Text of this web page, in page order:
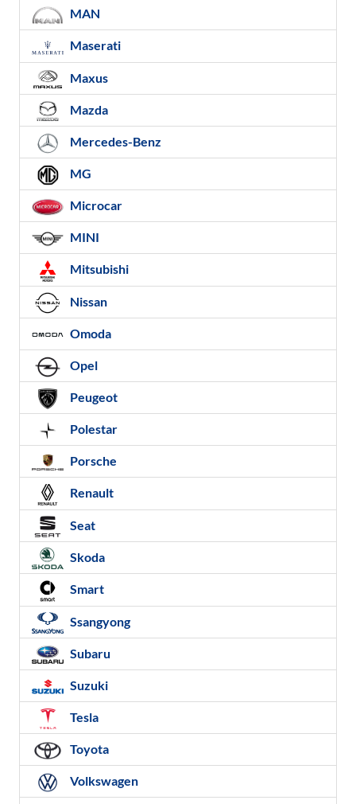
MAN
Maserati
Maxus
Mazda
Mercedes-Benz
MG
Microcar
MINI
Mitsubishi
Nissan
Omoda
Opel
Peugeot
Polestar
Porsche
Renault
Seat
Skoda
Smart
Ssangyong
Subaru
Suzuki
Tesla
Toyota
Volkswagen